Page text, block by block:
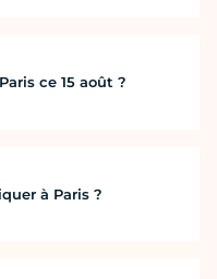
ce 15 août ?
à Paris ?